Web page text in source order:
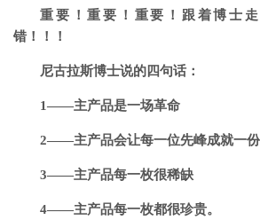
重要！重要！重要！ 跟着博士
错！！！
尼古拉斯博士说的四句话：
1——主产品是一场革命
2——主产品会让每一位先峰成就一
3——主产品每一枚很稀缺
4——主产品每一枚都很珍贵。